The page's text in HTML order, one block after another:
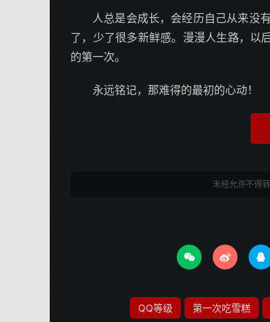
人总是会成长，会经历自己从来没
了，少了很多新鲜感。漫漫人生路，以
的第一次。
永远铭记，那难得的最初的心动！
未经允许不得转
  
QQ等级 第一次吃雪糕